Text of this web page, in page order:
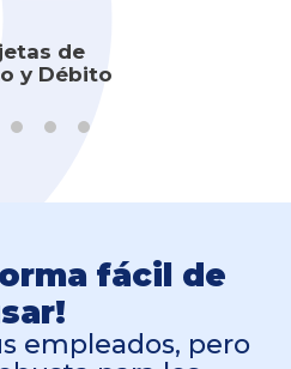
de
y Débito
fácil de
empleados, pero